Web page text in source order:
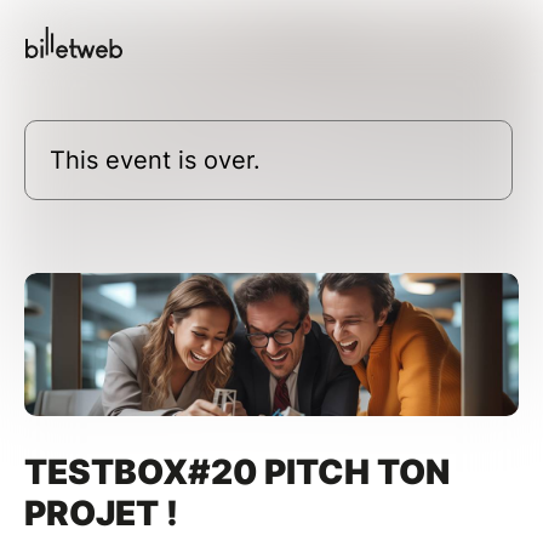
This event is over.
TESTBOX#20 PITCH TON
PROJET !